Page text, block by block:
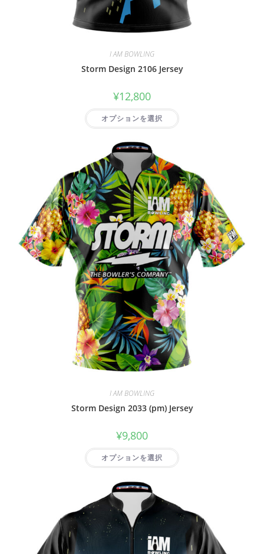
I AM BOWLING
Storm Design 2106 Jersey
¥12,800
オプションを選択
I AM BOWLING
Storm Design 2033 (pm) Jersey
¥9,800
オプションを選択